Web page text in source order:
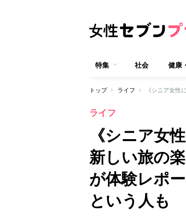
特集 社会 健康
トップ ライフ
ライフ
《シニア女
新しい旅の
が体験レポ
という人も